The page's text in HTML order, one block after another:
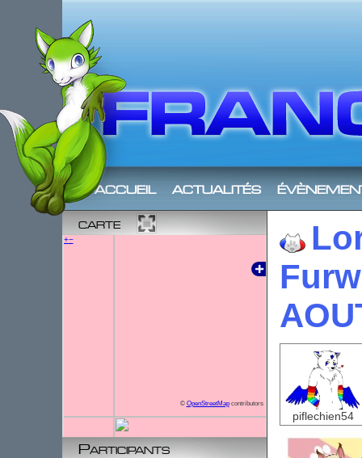
accueil actualités
carte
+−
© OpenStreetMapcontributors
Participants
piflechien54